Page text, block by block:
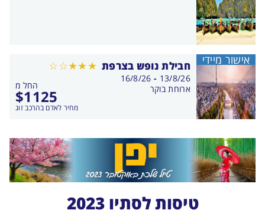
חבילת נופש בצרפת
החל מ
$1125
מחיר לאדם בהרכב זוג
בין
התאריכים,
13/8/26
-
16/8/26
ארוחת בוקר
אישור מיידי
טיסות לסתיו 2023